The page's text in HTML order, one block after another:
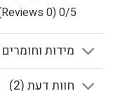
0/5
(0 Reviews)
מידות וחומרים
חוות דעת (2)